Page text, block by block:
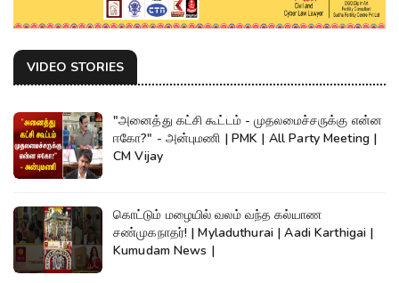
VIDEO STORIES
"அனைத்து கட்சி கூட்டம் - முதலமைச்சருக்கு என்ன
ஈகோ?" - அன்புமணி | PMK | All Party Meeting |
CM Vijay
கொட்டும் மழையில் வலம் வந்த கல்யாண
சண்முகநாதர்! | Myladuthurai | Aadi Karthigai |
Kumudam News |